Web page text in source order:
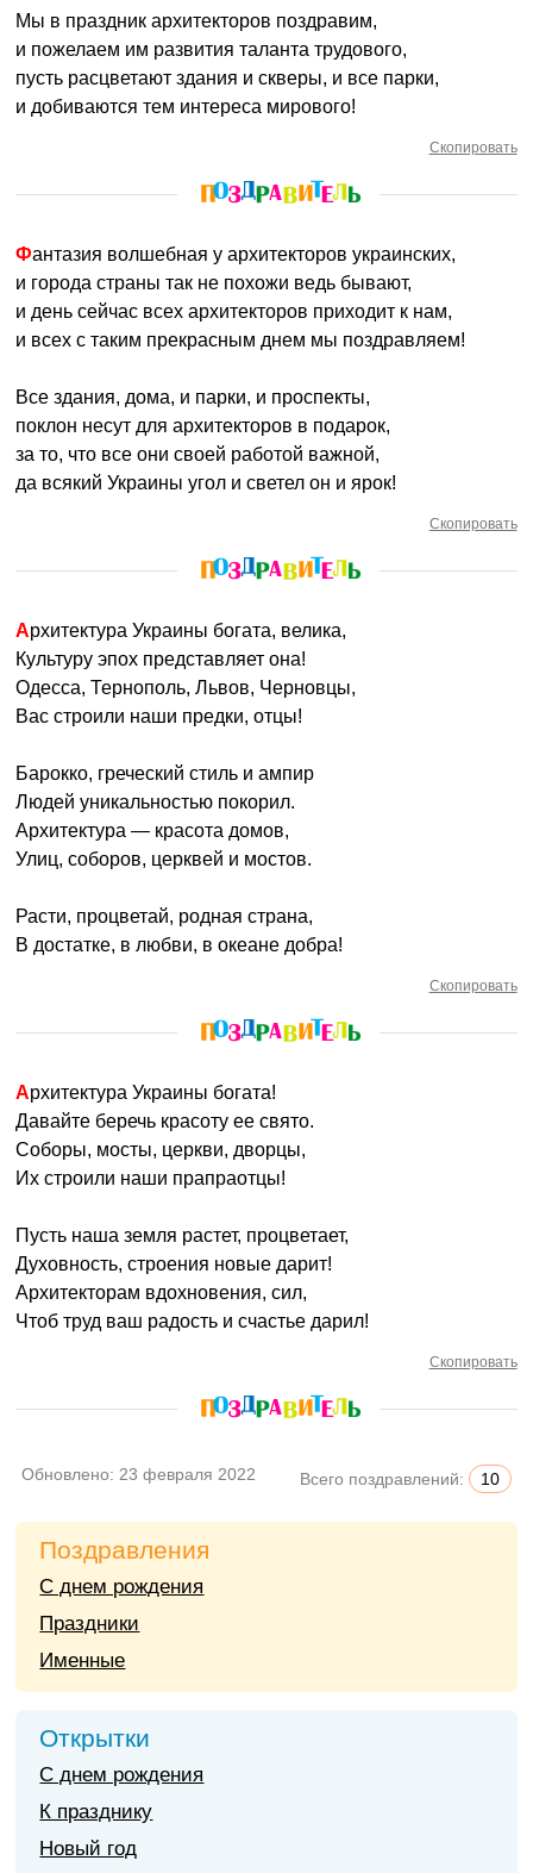
Мы в праздник архитекторов поздравим,
и пожелаем им развития таланта трудового,
пусть расцветают здания и скверы, и все парки,
и добиваются тем интереса мирового!
Скопировать
Фантазия волшебная у архитекторов украинских,
и города страны так не похожи ведь бывают,
и день сейчас всех архитекторов приходит к нам,
и всех с таким прекрасным днем мы поздравляем!
Все здания, дома, и парки, и проспекты,
поклон несут для архитекторов в подарок,
за то, что все они своей работой важной,
да всякий Украины угол и светел он и ярок!
Скопировать
Архитектура Украины богата, велика,
Культуру эпох представляет она!
Одесса, Тернополь, Львов, Черновцы,
Вас строили наши предки, отцы!
Барокко, греческий стиль и ампир
Людей уникальностью покорил.
Архитектура — красота домов,
Улиц, соборов, церквей и мостов.
Расти, процветай, родная страна,
В достатке, в любви, в океане добра!
Скопировать
Архитектура Украины богата!
Давайте беречь красоту ее свято.
Соборы, мосты, церкви, дворцы,
Их строили наши прапраотцы!
Пусть наша земля растет, процветает,
Духовность, строения новые дарит!
Архитекторам вдохновения, сил,
Чтоб труд ваш радость и счастье дарил!
Скопировать
Обновлено: 23 февраля 2022 Всего поздравлений: 10
Поздравления
С днем рождения
Праздники
Именные
Открытки
С днем рождения
К празднику
Новый год